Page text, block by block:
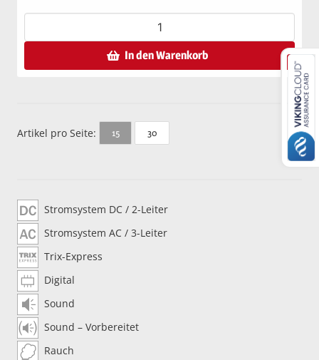
In den Warenkorb
Artikel pro Seite: 15 30
Stromsystem DC / 2-Leiter
Stromsystem AC / 3-Leiter
Trix-Express
Digital
Sound
Sound – Vorbereitet
Rauch